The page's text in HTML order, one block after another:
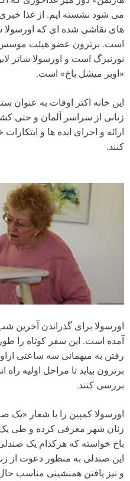
می شود نشسته ایم. از غذا
های نقاشی شده ای که اورسولا
است. برترون عضو هیئت موسس
نورنبرگ است و اورسولا
«اوبر میشل باخ» است.
این خانه اکثر اوقات به عنوان
زنانی از سراسر آلمان و حتی
ارائه و اجرای ایده ها و
کنند.
اورسولا برای گذراندن آخرین
آمده است. این سفر کوتاه را
رفتن به میهمانی سه ساعتی
برترون بیاید تا مراحل اولیه راه
بررسی کنند.
اورسولا کمپین را با شعار «‌یک
زنان شهر معرفی کرده و طی یک
باخ خواسته که هرکدام یک
این صندلی به منظور دعوت از
و نیز یافتن همنشینی مناسب حال